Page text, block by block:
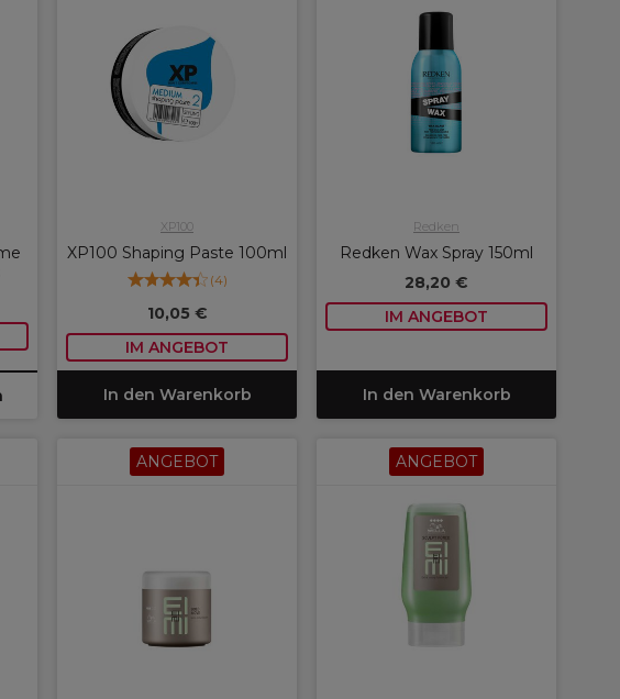
XP100
XP100 Shaping Paste 100ml
(4)
10,05 €
IM ANGEBOT
In den Warenkorb
Redken
Redken Wax Spray 150ml
28,20 €
IM ANGEBOT
In den Warenkorb
ANGEBOT ANGEBOT